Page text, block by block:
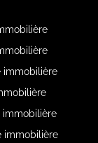
immobilière
immobilière
immobilière